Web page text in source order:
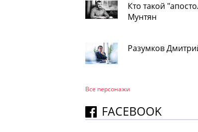
Кто такой
Мунтян
Разумков
Все персонажи
FACEBOOK